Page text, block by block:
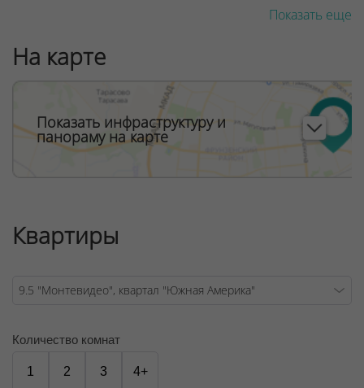
Предусмотрено дизайнерское лобби со стойкой
вас гостей. Фантазия дизайнеров вестибюля
«Монтевидео» погружает нас в атмосферу
тропических лесов. Она будет дополнена
экзотическими живыми растениями в кадках. Здесь
есть санитарная комната с пеленальным столиком для
малышей.
ООО "Твоя столицаконсалт", УНП 190285638, лицензия
Договор на оказание риэлтерских услуг № 448/6, от
04.09.2025
Показать еще
На карте
Показать инфраструктуру и
панораму на карте
Квартиры
Количество комнат
1 2 3 4+